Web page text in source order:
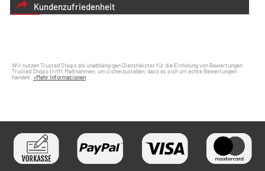
Kundenzufriedenheit
Wir nutzen Trusted Shops als unabhängigen Dienstleister für die Einholung von Bewertungen.
Trusted Shops trifft Maßnahmen, um sicherzustellen, dass es sich um echte Bewertungen
handelt. »Mehr Informationen